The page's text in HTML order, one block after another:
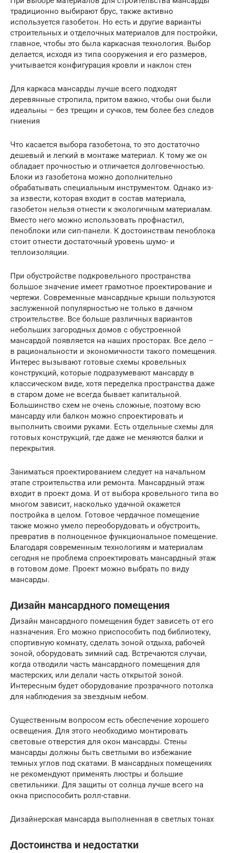
традиционно выбирают брус, также активно
используется газобетон. Но есть и другие варианты
строительных и отделочных материалов для постройки,
главное, чтобы это была каркасная технология. Выбор
делается, исходя из типа сооружения и его размеров,
учитывается конфигурация кровли и наклон стен
Для каркаса мансарды лучше всего подходят
деревянные стропила, притом важно, чтобы они были
идеальны – без трещин и сучков, тем более без следов
гниения
Что касается выбора газобетона, то это достаточно
дешевый и легкий в монтаже материал. К тому же он
обладает прочностью и отличается долговечностью.
Блоки из газобетона можно дополнительно
обрабатывать специальным инструментом. Однако из-
за извести, которая входит в состав материала,
газобетон нельзя отнести к экологичным материалам.
Вместо него можно использовать профнастил,
пеноблоки или сип-панели. К достоинствам пеноблока
стоит отнести достаточный уровень шумо- и
теплоизоляции.
При обустройстве подкровельного пространства
большое значение имеет грамотное проектирование и
чертежи. Современные мансардные крыши пользуются
заслуженной популярностью не только в дачном
строительстве. Все больше различных вариантов
небольших загородных домов с обустроенной
мансардой появляется на наших просторах. Все дело –
в рациональности и экономичности такого помещения.
Интерес вызывают готовые схемы кровельных
конструкций, которые подразумевают мансарду в
классическом виде, хотя переделка пространства даже
в старом доме не всегда бывает капитальной.
Большинство схем не очень сложные, поэтому всю
мансарду или балкон можно спроектировать и
выполнить своими руками. Есть отдельные схемы для
готовых конструкций, где даже не меняются балки и
перекрытия.
Заниматься проектированием следует на начальном
этапе строительства или ремонта. Мансардный этаж
входит в проект дома. И от выбора кровельного типа во
многом зависит, насколько удачной окажется
постройка в целом. Готовое чердачное помещение
также можно умело переоборудовать и обустроить,
превратив в полноценное функциональное помещение.
Благодаря современным технологиям и материалам
сегодня не проблема спроектировать мансардный этаж
в готовом доме. Проект можно выбрать по виду
мансарды.
Дизайн мансардного помещения
Дизайн мансардного помещения будет зависеть от его
назначения. Его можно приспособить под библиотеку,
спортивную комнату, сделать зоной отдыха, рабочей
зоной, оборудовать зимний сад. Встречаются случаи,
когда отводили часть мансардного помещения для
мастерских, или делали часть открытой зоной.
Интересным будет оборудование прозрачного потолка
для наблюдения за звездным небом.
Существенным вопросом есть обеспечение хорошего
освещения. Для этого необходимо монтировать
световые отверстия для окон мансарды. Стены
мансарды должны быть светлыми во избежание
темных углов под скатами. В мансардных помещениях
не рекомендуют применять люстры и большие
светильники. Для защиты от солнца лучше всего на
окна приспособить ролл-ставни.
Дизайнерская мансарда выполненная в светлых тонах
Достоинства и недостатки